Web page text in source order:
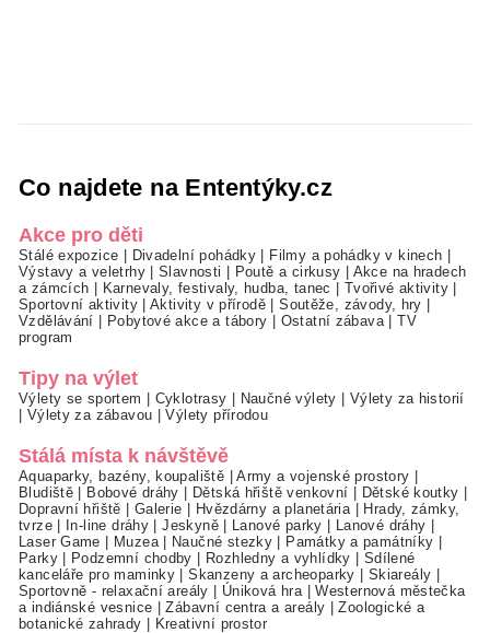
Co najdete na Ententýky.cz
Akce pro děti
Stálé expozice Divadelní pohádky Filmy a pohádky v kinech
Výstavy a veletrhy|Slavnosti Poutě a cirkusy
Akce na hradech
a zámcích
Karnevaly, festivaly, hudba, tanec Tvořivé aktivity
Sportovní aktivity|Aktivity v přírodě |Soutěže, závody, hry
Vzdělávání
Pobytové akce a tábory Ostatní zábava |TV
program
Tipy na výlet
Výlety se sportem Cyklotrasy Naučné výlety
Výlety za historií
Výlety za zábavou |Výlety přírodou
Stálá místa k návštěvě
Aquaparky, bazény, koupaliště |Army a vojenské prostory
Bludiště
Bobové dráhy Dětská hřiště venkovní Dětské koutky
Dopravní hřiště
Galerie Hvězdárny a planetária
Hrady, zámky,
tvrze| In-line dráhy |Jeskyně| Lanové parky Lanové dráhy
Laser Game
Muzea| Naučné stezky Památky a památníky
Parky| Podzemní chodby Rozhledny a vyhlídky
Sdílené
kanceláře pro maminky |Skanzeny a archeoparky Skiareály
Sportovně - relaxační areály
Úniková hra |Westernová městečka
a indiánské vesnice |Zábavní centra a areály |Zoologické a
botanické zahrady
Kreativní prostor